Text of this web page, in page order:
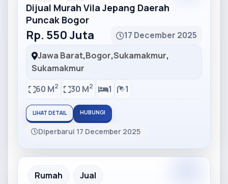
Dijual Murah Vila Jepang Daerah
Puncak Bogor
Rp. 550 Juta
17 December 2025
Jawa Barat,Bogor,Sukamakmur,
Sukamakmur
60 M2 30 M2 1 1
LIHAT DETAIL HUBUNGI
Diperbarui 17 December 2025
Partner Ad
Rumah Jual